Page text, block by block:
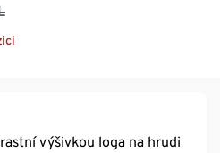
výšivkou loga na hrudi